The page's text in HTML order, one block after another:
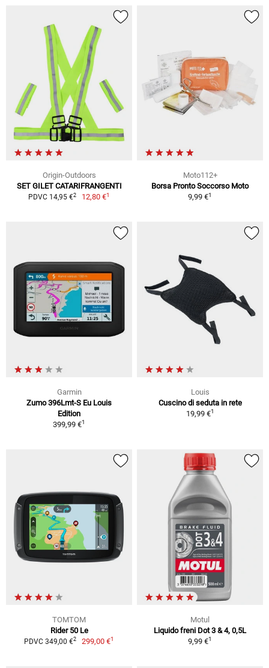
Origin-Outdoors
SET GILET CATARIFRANGENTI
PDVC 14,95 €2 12,80 €1
Moto112+
Borsa Pronto Soccorso Moto
9,99 €1
Garmin
Zumo 396Lmt-S Eu Louis
Edition
399,99 €1
Louis
Cuscino di seduta in rete
19,99 €1
TOMTOM
Rider 50 Le
PDVC 349,00 €2 299,00 €1
Motul
Liquido freni Dot 3 & 4, 0,5L
9,99 €1